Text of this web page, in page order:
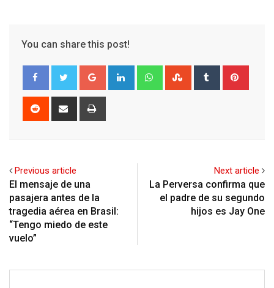
You can share this post!
Google+ LinkedIn WhatsappStumbleUpon
Tumblr
Reddit
Share
Previous article
El mensaje de una
pasajera antes de la
tragedia aérea en Brasil:
“Tengo miedo de este
vuelo”
Next article
La Perversa confirma que
el padre de su segundo
hijos es Jay One